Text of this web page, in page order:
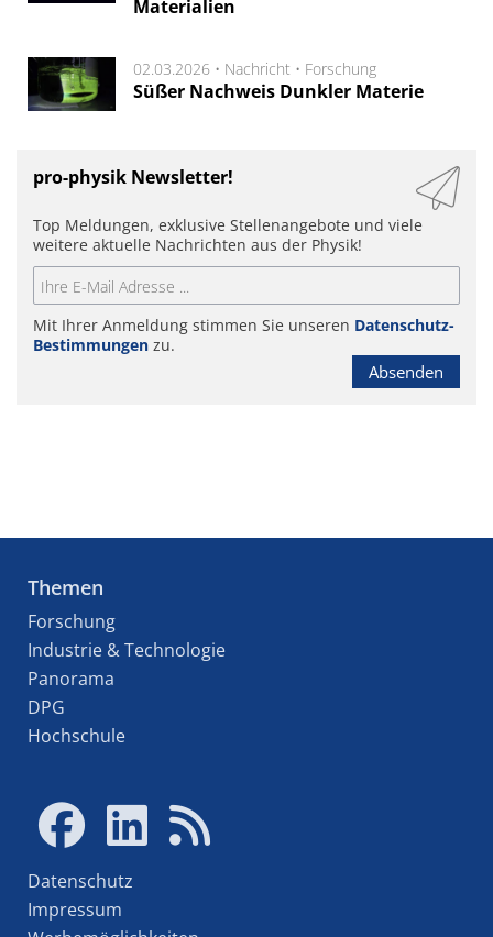
Materialien
02.03.2026 • Nachricht • Forschung
Süßer Nachweis Dunkler Materie
pro-physik Newsletter!
Top Meldungen, exklusive Stellenangebote und viele
weitere aktuelle Nachrichten aus der Physik!
Mit Ihrer Anmeldung stimmen Sie unseren Datenschutz-
Bestimmungen zu.
Absenden
Themen
Forschung
Industrie & Technologie
Panorama
DPG
Hochschule
Datenschutz
Impressum